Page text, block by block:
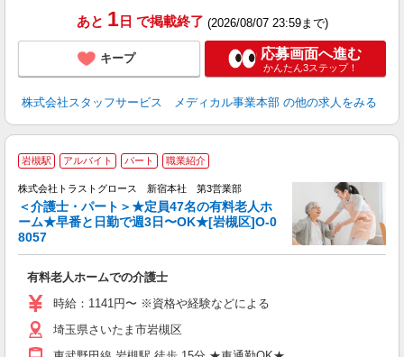
あと 1日 で掲載終了 (2026/08/07 23:59まで)
キープ 応募画面へ進む
かんたん3ステップ！
株式会社スタッフサービス メディカル事業本部 の他の求人をみる
岩槻駅 アルバイト パート 職業紹介
株式会社トラストグロース 新宿本社 第3営業部
＜介護士・パート＞★定員47名の有料老人ホ
ーム★早番と日勤で週3日〜OK★[岩槻区]O-0
8057
有料老人ホームでの介護士
時給：1141円〜 ※資格や経験などによる
埼玉県さいたま市岩槻区